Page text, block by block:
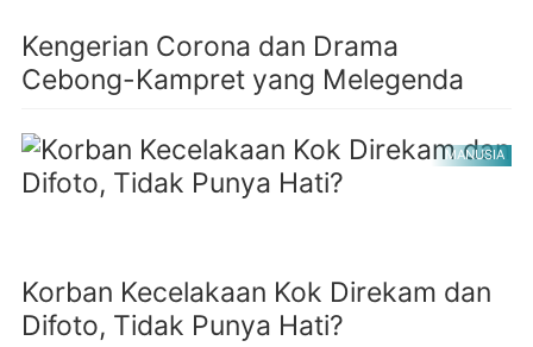
Kengerian Corona dan Drama
Cebong-Kampret yang Melegenda
MANUSIA
Korban Kecelakaan Kok Direkam dan
Difoto, Tidak Punya Hati?